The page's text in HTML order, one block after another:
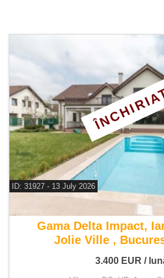
ID: 31927 - 13 July 2026
De inchiriat vila 8
Gama Delta Impact,
Jolie Ville ,
3.400 EUR /